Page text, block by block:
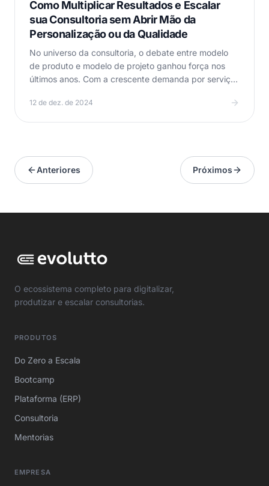
Como Multiplicar Resultados e Escalar
sua Consultoria sem Abrir Mão da
Personalização ou da Qualidade
No universo da consultoria, o debate entre modelo
de produto e modelo de projeto ganhou força nos
últimos anos. Com a crescente demanda por serviços
12 de dez. de 2024
Anteriores Próximos
O ecossistema completo para digitalizar,
produtizar e escalar consultorias.
PRODUTOS
Do Zero a Escala
Bootcamp
Plataforma (ERP)
Consultoria
Mentorias
EMPRESA